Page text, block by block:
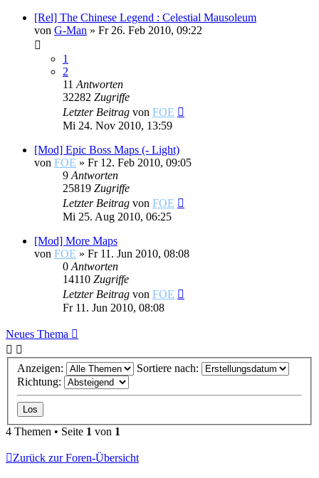
[Rel] The Chinese Legend : Celestial Mausoleum
von G-Man » Fr 26. Feb 2010, 09:22
1
2
11 Antworten
32282 Zugriffe
Letzter Beitrag von FOE
Mi 24. Nov 2010, 13:59
[Mod] Epic Boss Maps (- Light)
von FOE » Fr 12. Feb 2010, 09:05
9 Antworten
25819 Zugriffe
Letzter Beitrag von FOE
Mi 25. Aug 2010, 06:25
[Mod] More Maps
von FOE » Fr 11. Jun 2010, 08:08
0 Antworten
14110 Zugriffe
Letzter Beitrag von FOE
Fr 11. Jun 2010, 08:08
Neues Thema
Anzeigen:
Sortiere nach:
Richtung:
4 Themen • Seite 1 von 1
Zurück zur Foren-Übersicht